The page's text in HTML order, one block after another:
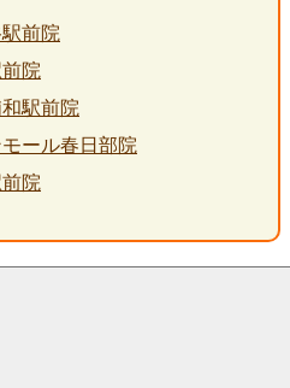
前院
院
駅前院
ール春日部院
院